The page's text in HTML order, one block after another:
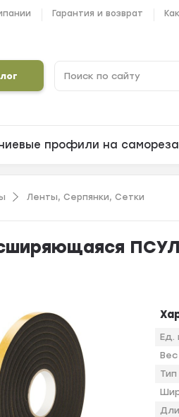
Гарантия и возврат
профили на
Ленты, Серпянки, Сетки
Ед.
Вес